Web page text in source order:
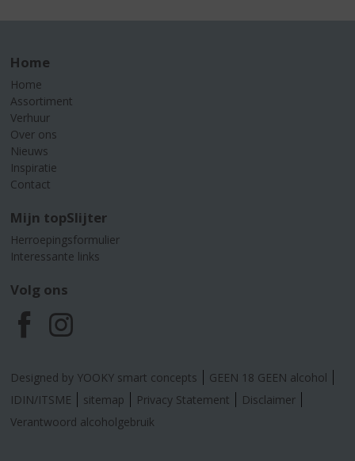
Home
Home
Assortiment
Verhuur
Over ons
Nieuws
Inspiratie
Contact
Mijn topSlijter
Herroepingsformulier
Interessante links
Volg ons
F
a
c
I
n
s
Designed by YOOKY smart concepts
GEEN 18 GEEN alcohol
IDIN/ITSME
sitemap Privacy Statement
Disclaimer
Verantwoord alcoholgebruik